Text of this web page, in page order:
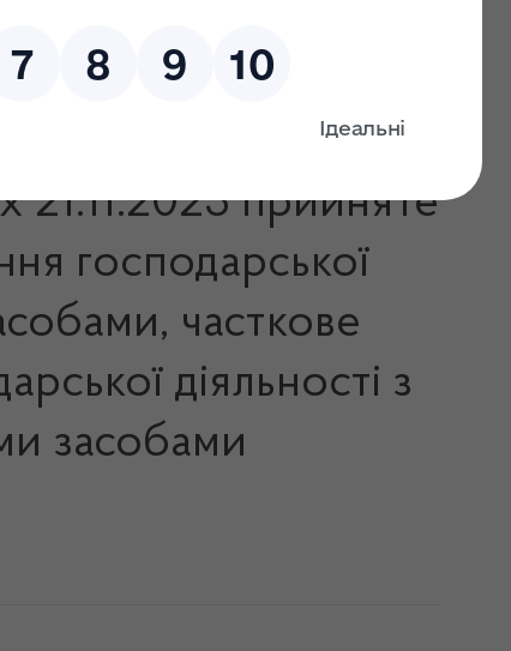
господарської діяльності з роздрібної
торгівлі лікарськими засобами
21.11.2023 прийняте
господарської
часткове
діяльності з
засобами